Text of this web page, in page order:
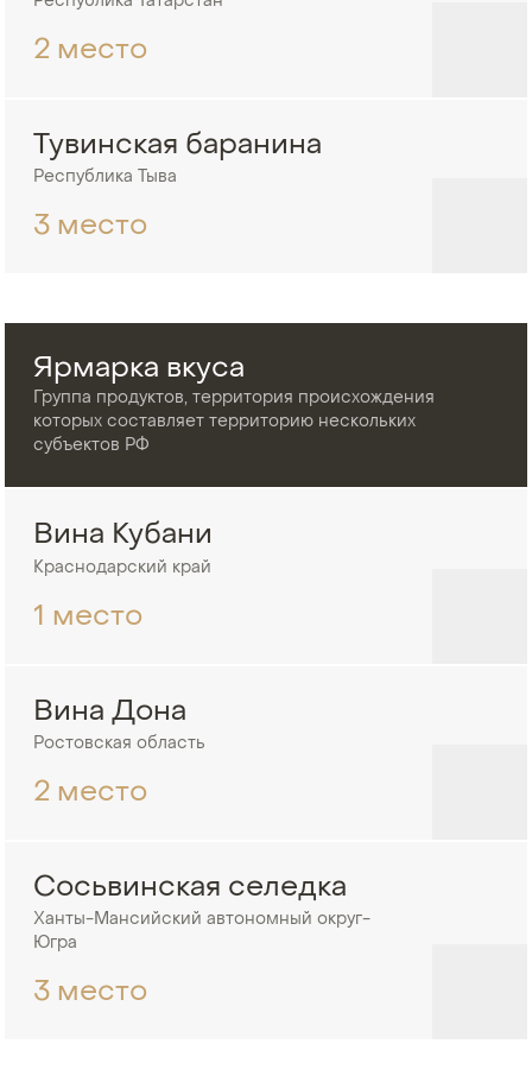
2 место
Тувинская баранина
Республика Тыва
3 место
Ярмарка вкуса
Группа продуктов, территория происхождения
которых составляет территорию нескольких
субъектов РФ
Вина Кубани
Краснодарский край
1 место
Вина Дона
Ростовская область
2 место
Сосьвинская селедка
Ханты-Мансийский автономный округ-
Югра
3 место